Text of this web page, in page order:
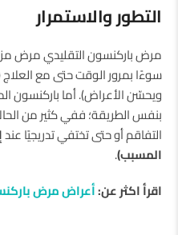
التطور والاستمرار
مرض باركنسون التقليدي مرض
سوءًا بمرور الوقت حتى مع
ويحسّن الأعراض). أما باركنسون
بنفس الطريقة؛ ففي كثير من
التفاقم أو حتى تختفي تدريجيًا عند
المسبب).
اقرأ اكثر عن:أعراض مرض